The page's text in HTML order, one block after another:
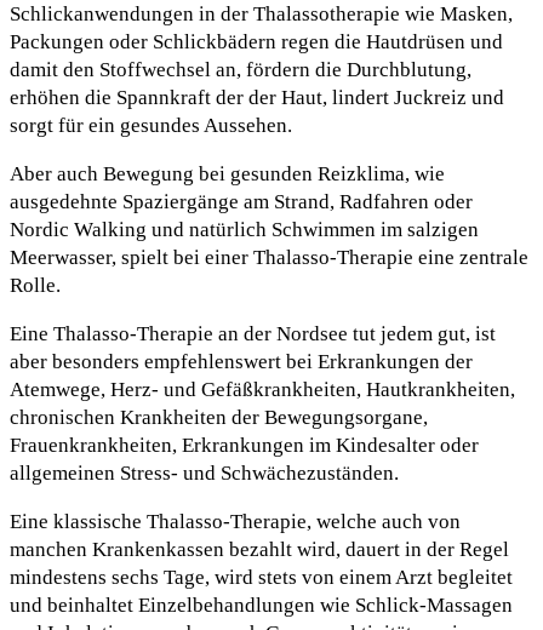
Schlickanwendungen in der Thalassotherapie wie Masken,
Packungen oder Schlickbädern regen die Hautdrüsen und
damit den Stoffwechsel an, fördern die Durchblutung,
erhöhen die Spannkraft der der Haut, lindert Juckreiz und
sorgt für ein gesundes Aussehen.
Aber auch Bewegung bei gesunden Reizklima, wie
ausgedehnte Spaziergänge am Strand, Radfahren oder
Nordic Walking und natürlich Schwimmen im salzigen
Meerwasser, spielt bei einer Thalasso-Therapie eine zentrale
Rolle.
Eine Thalasso-Therapie an der Nordsee tut jedem gut, ist
aber besonders empfehlenswert bei Erkrankungen der
Atemwege, Herz- und Gefäßkrankheiten, Hautkrankheiten,
chronischen Krankheiten der Bewegungsorgane,
Frauenkrankheiten, Erkrankungen im Kindesalter oder
allgemeinen Stress- und Schwächezuständen.
Eine klassische Thalasso-Therapie, welche auch von
manchen Krankenkassen bezahlt wird, dauert in der Regel
mindestens sechs Tage, wird stets von einem Arzt begleitet
und beinhaltet Einzelbehandlungen wie Schlick-Massagen